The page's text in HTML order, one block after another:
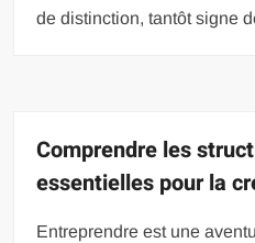
de distinction, tantôt signe
Comprendre les
essentielles pour la
Entreprendre est une